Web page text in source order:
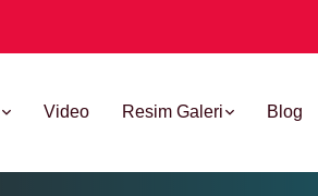
Video Resim Galeri Blog